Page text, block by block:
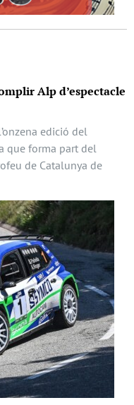
Alp d’espectacle
edició del
que forma part del
de Catalunya de